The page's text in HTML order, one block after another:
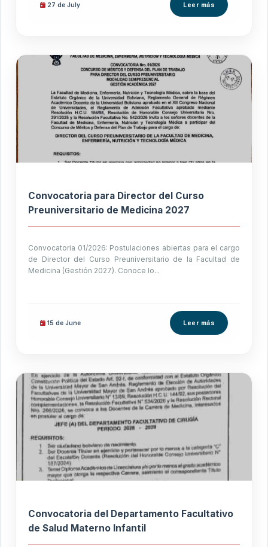
27 de July Leer más
Convocatoria para Director del Curso
Preuniversitario de Medicina 2027
Convocatoria 01/2026: Postulaciones abiertas para el cargo
de Director del Curso Preuniversitario de la Facultad de
Medicina (Gestión 2027). Conoce lo...
15 de June Leer más
Convocatoria del Departamento Facultativo
de Salud Materno Infantil